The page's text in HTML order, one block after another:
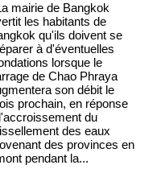
mairie de Bangkok
les habitants de
qu'ils doivent se
à d'éventuelles
lorsque le
de Chao Phraya
son débit le
prochain, en réponse
du
des eaux
des provinces en
pendant la...